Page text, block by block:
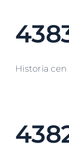
Historia cen